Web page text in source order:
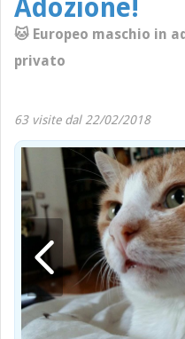
Adozione!
🐱 Europeo maschio in
privato
63 visite dal 22/02/2018